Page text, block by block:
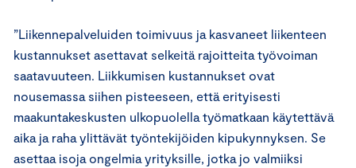
”Liikennepalveluiden toimivuus ja kasvaneet liikenteen
kustannukset asettavat selkeitä rajoitteita työvoiman
saatavuuteen. Liikkumisen kustannukset ovat
nousemassa siihen pisteeseen, että erityisesti
maakuntakeskusten ulkopuolella työmatkaan käytettävä
aika ja raha ylittävät työntekijöiden kipukynnyksen. Se
asettaa isoja ongelmia yrityksille, jotka jo valmiiksi